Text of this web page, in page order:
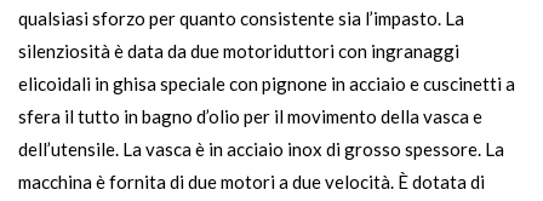
qualsiasi sforzo per quanto consistente sia l’impasto. La
silenziosità è data da due motoriduttori con ingranaggi
elicoidali in ghisa speciale con pignone in acciaio e cuscinetti a
sfera il tutto in bagno d’olio per il movimento della vasca e
dell’utensile. La vasca è in acciaio inox di grosso spessore. La
macchina è fornita di due motori a due velocità. È dotata di